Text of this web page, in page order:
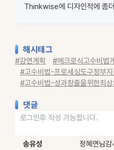
Thinkwise에 디자인적에 좀
해시태그
#강연계획 #메크로식고수비법
#고수비법-프로세싱도구정부
#고수비법-성과창출을위한최
댓글
송유성
정혜연님